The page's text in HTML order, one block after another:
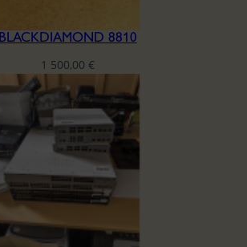
BLACKDIAMOND 8810
1 500,00 €